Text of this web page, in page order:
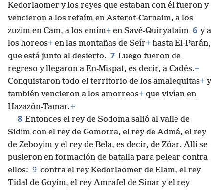
Kedorlaomer y los reyes que estaban con él fueron y
vencieron a los refaím en Asterot-Carnaim, a los
zuzim en Cam, a los emim+ en Savé-Quiryataim 6 y a
los horeos+ en las montañas de Seír+ hasta El-Parán,
que está junto al desierto. 7 Luego fueron de
regreso y llegaron a En-Mispat, es decir, a Cadés.+
Conquistaron todo el territorio de los amalequitas+ y
también vencieron a los amorreos+ que vivían en
Hazazón-Tamar.+
8 Entonces el rey de Sodoma salió al valle de
Sidim con el rey de Gomorra, el rey de Admá, el rey
de Zeboyim y el rey de Bela, es decir, de Zóar. Allí se
pusieron en formación de batalla para pelear contra
ellos: 9 contra el rey Kedorlaomer de Elam, el rey
Tidal de Goyim, el rey Amrafel de Sinar y el rey